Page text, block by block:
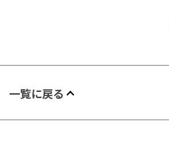
一覧に戻る